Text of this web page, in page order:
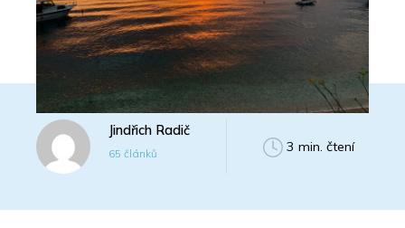
Jindřich Radič
65 článků 3 min. čtení